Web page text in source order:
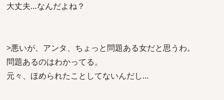
大丈夫…なんだよね？
>悪いが、アンタ、ちょっと問題ある女だと思うわ。
問題あるのはわかってる。
元々、ほめられたことしてないんだし…